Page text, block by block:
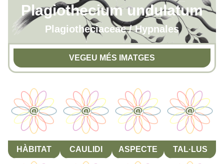
Plagiothecium undulatum
Plagiotheciaceae / Hypnales
VEGEU MÉS IMATGES
HÀBITAT CAULIDI ASPECTE TAL·LUS